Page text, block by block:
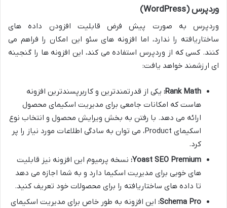
وردپرس (WordPress)
وردپرس به صورت پیش فرض قابلیت افزودن داده های
ساختاریافته را ندارد، اما افزونه های سئو این امکان را فراهم می
کنند. کسی که از وردپرس استفاده می کند، این افزونه ها را گنجینه
ای ارزشمند خواهد یافت:
Rank Math: یکی از قدرتمندترین و کاربرپسندترین افزونه
هاست که امکانات جامعی برای مدیریت اسکیمای محصول
ارائه می دهد. با رفتن به بخش ویرایش محصول و انتخاب نوع
اسکیمای Product، می توان به سادگی اطلاعات مورد نیاز را پر
کرد.
Yoast SEO Premium: نسخه پرمیوم این افزونه نیز قابلیت
های خوبی برای مدیریت اسکیما دارد و به شما اجازه می دهد
تا داده های ساختاریافته را برای محصولات خود تعریف کنید.
Schema Pro: این افزونه به طور خاص برای مدیریت اسکیمای